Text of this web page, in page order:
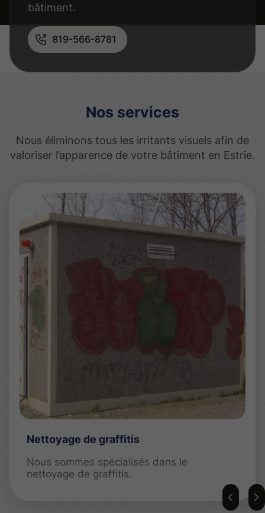
bâtiment.
819-566-8781
Nos services
Nous éliminons tous les irritants visuels afin de
valoriser l’apparence de votre bâtiment en Estrie.
Nettoyage de graffitis
Nous sommes spécialisés dans le
nettoyage de graffitis.